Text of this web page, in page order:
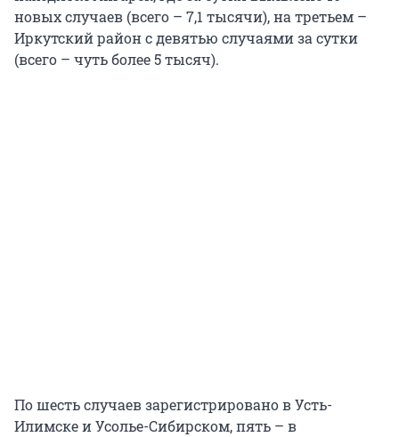
новых случаев (всего – 7,1 тысячи), на третьем –
Иркутский район с девятью случаями за сутки
(всего – чуть более 5 тысяч).
По шесть случаев зарегистрировано в Усть-
Илимске и Усолье-Сибирском, пять – в